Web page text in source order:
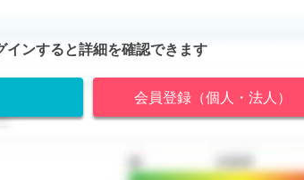
インすると詳細を確認できます
会員登録（個人・法人）